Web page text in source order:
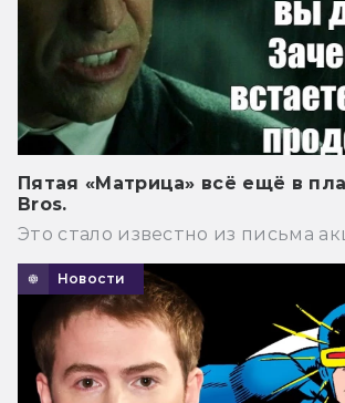
Пятая «Матрица» всё ещё в
Bros.
Это стало известно из письма
Новости